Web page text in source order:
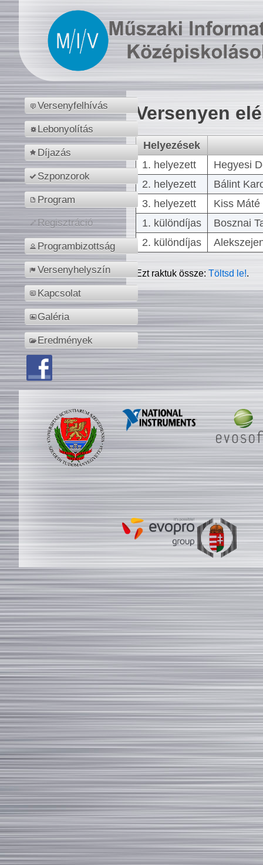
Versenyfelhívás
Lebonyolítás
Díjazás
Szponzorok
Program
Regisztráció
Programbizottság
Versenyhelyszín
Kapcsolat
Galéria
Eredmények
Versenyen
Helyezések
1. helyezett
Hegyesi
2. helyezett
Bálint
3. helyezett
Kiss
1. különdíjas
Bosznai
2. különdíjas
Ezt raktuk össze:Töltsd le!.